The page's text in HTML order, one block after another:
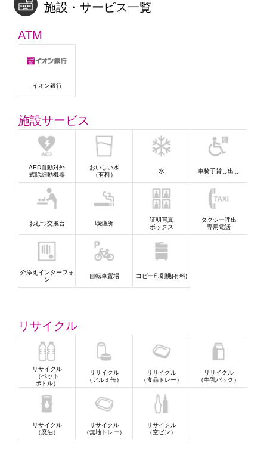
施設・サービス一覧
ATM
イオン銀行
施設サービス
AED自動対外
式除細動機器
おいしい水
（有料）
氷 車椅子貸し出し
おむつ交換台 喫煙所
証明写真
ボックス
タクシー呼出
専用電話
介添えインターフォ
ン
自転車置場 コピー印刷機(有料)
リサイクル
リサイクル
（ペット
ボトル）
リサイクル
（アルミ缶）
リサイクル
（食品トレー）
リサイクル
（牛乳パック）
リサイクル
（廃油）
リサイクル
（無地トレー）
リサイクル
（空ビン）